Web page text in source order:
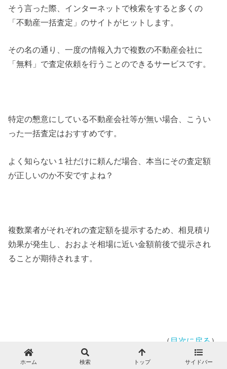
そう言った際、インターネットで検索をすると多くの
「不動産一括査定」のサイトがヒットします。
その名の通り、一度の情報入力で複数の不動産会社に
「無料」で査定依頼を行うことのできるサービスです。
特定の懇意にしている不動産会社等が無い場合、こうい
った一括査定はおすすめです。
よく知らない１社だけに頼んだ場合、本当にその査定額
が正しいのか不安ですよね？
複数業者がそれぞれの査定額を提示するため、相見積り
効果が発生し、おおよそ相場に近い金額前後で提示され
ることが期待されます。
（ 目次に戻る ）
ホーム 検索 トップ サイドバー